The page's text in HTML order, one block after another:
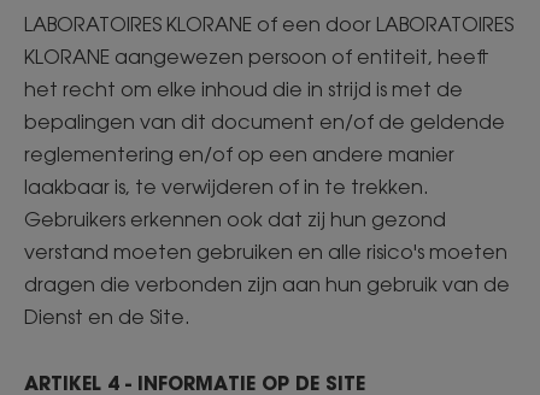
LABORATOIRES KLORANE of een door LABORATOIRES
KLORANE aangewezen persoon of entiteit, heeft
het recht om elke inhoud die in strijd is met de
bepalingen van dit document en/of de geldende
reglementering en/of op een andere manier
laakbaar is, te verwijderen of in te trekken.
Gebruikers erkennen ook dat zij hun gezond
verstand moeten gebruiken en alle risico's moeten
dragen die verbonden zijn aan hun gebruik van de
Dienst en de Site.
ARTIKEL 4 - INFORMATIE OP DE SITE